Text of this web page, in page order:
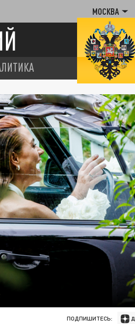
МОСКВА
ПОДПИШИТЕСЬ: